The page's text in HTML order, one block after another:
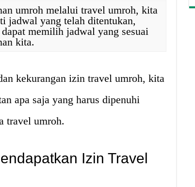
umroh melalui travel umroh, kita
jadwal yang telah ditentukan,
memilih jadwal yang sesuai
kita.
kekurangan izin travel umroh, kita
apa saja yang harus dipenuhi
travel umroh.
Izin Travel